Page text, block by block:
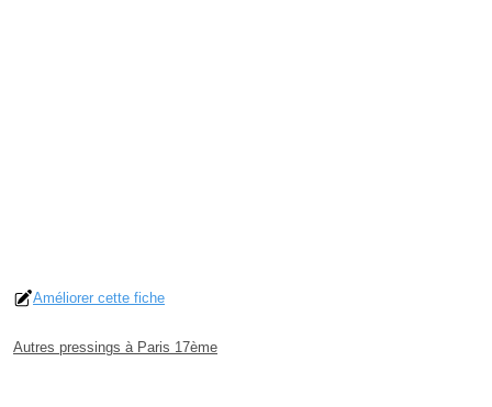
Améliorer cette fiche
Autres pressings à Paris 17ème